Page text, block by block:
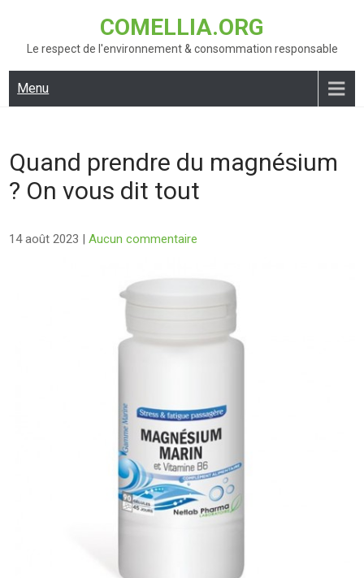
content
COMELLIA.ORG
Le respect de l'environnement & consommation responsable
Menu
Quand prendre du magnésium
? On vous dit tout
14 août 2023 |Aucun commentaire